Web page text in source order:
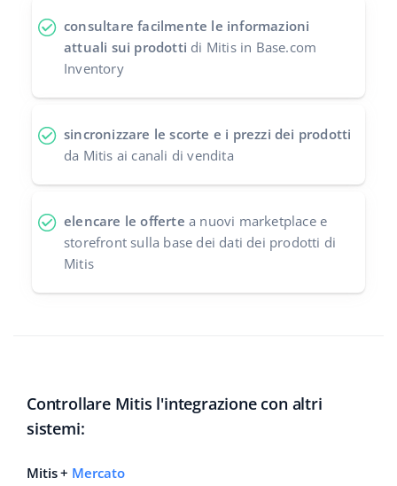
consultare facilmente le informazioni
attuali sui prodotti di Mitis in Base.com
Inventory
sincronizzare le scorte e i prezzi dei prodotti
da Mitis ai canali di vendita
elencare le offerte a nuovi marketplace e
storefront sulla base dei dati dei prodotti di
Mitis
Controllare Mitis l'integrazione con altri
sistemi:
Mitis + Mercato